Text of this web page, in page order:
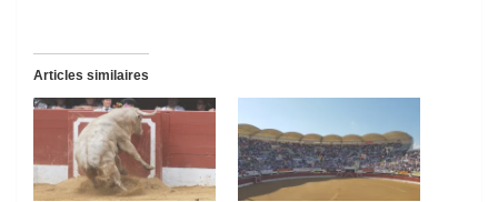
Articles similaires